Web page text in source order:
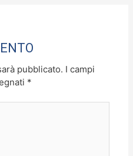
pubblicato. I campi
*